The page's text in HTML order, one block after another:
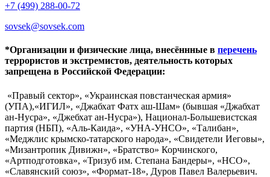
+7 (499) 288-00-72
sovsek@sovsek.com
*Организации и физические лица, внесённные в перечень
террористов и экстремистов, деятельность которых
запрещена в Российской Федерации:
«Правый сектор», «Украинская повстанческая армия»
(УПА),«ИГИЛ», «Джабхат Фатх аш-Шам» (бывшая «Джабхат
ан-Нусра», «Джебхат ан-Нусра»), Национал-Большевистская
партия (НБП), «Аль-Каида», «УНА-УНСО», «Талибан»,
«Меджлис крымско-татарского народа», «Свидетели Иеговы»,
«Мизантропик Дивижн», «Братство» Корчинского,
«Артподготовка», «Тризуб им. Степана Бандеры», «НСО»,
«Славянский союз», «Формат-18», Дуров Павел Валерьевич.